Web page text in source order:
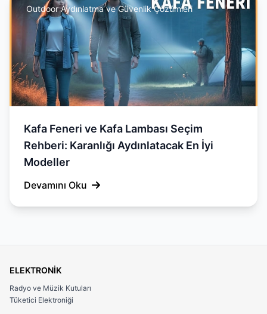
Outdoor Aydınlatma ve Güvenlik Çözümleri
Kafa Feneri ve Kafa Lambası Seçim
Rehberi: Karanlığı Aydınlatacak En İyi
Modeller
Devamını Oku
ELEKTRONİK
Radyo ve Müzik Kutuları
Tüketici Elektroniği